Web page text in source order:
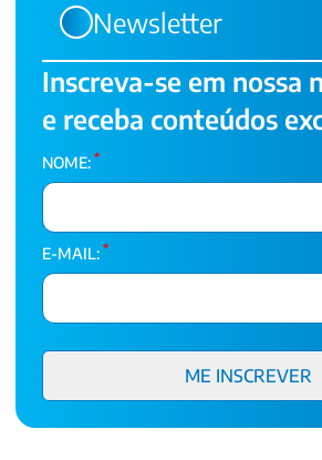
Newsletter
Inscreva-se em nossa
e receba conteúdos
NOME: *
E-MAIL: *